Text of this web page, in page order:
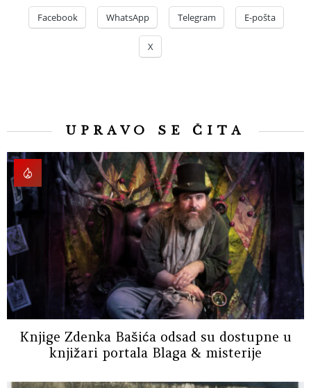
Facebook WhatsApp Telegram E-pošta
X
UPRAVO SE ČITA
Knjige Zdenka Bašića odsad su dostupne u
knjižari portala Blaga & misterije